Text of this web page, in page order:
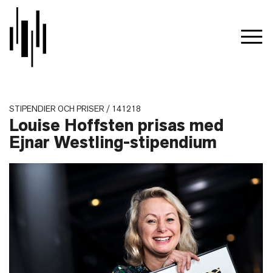
STIPENDIER OCH PRISER / 141218
Louise Hoffsten prisas med
Ejnar Westling-stipendium